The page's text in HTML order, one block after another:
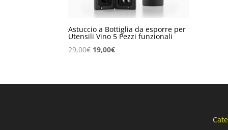
Astuccio a Bottiglia da esporre per
Utensili Vino 5 Pezzi funzionali
29,00€ Il
era:
19,00€Il
è: